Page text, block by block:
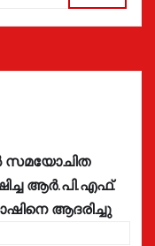
സമയോചിത
ആർ.പി.എഫ്.
ആദരിച്ചു